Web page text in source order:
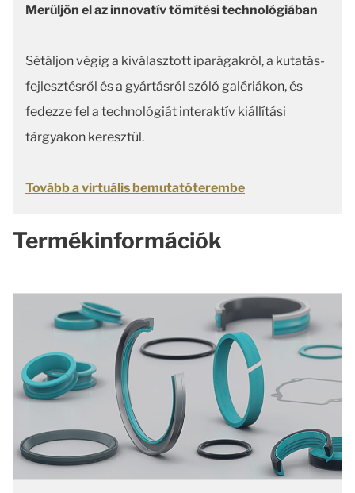
Merüljön el az innovatív tömítési technológiában
Sétáljon végig a kiválasztott iparágakról, a kutatás-
fejlesztésről és a gyártásról szóló galériákon, és
fedezze fel a technológiát interaktív kiállítási
tárgyakon keresztül.
Tovább a virtuális bemutatóterembe
Termékinformációk